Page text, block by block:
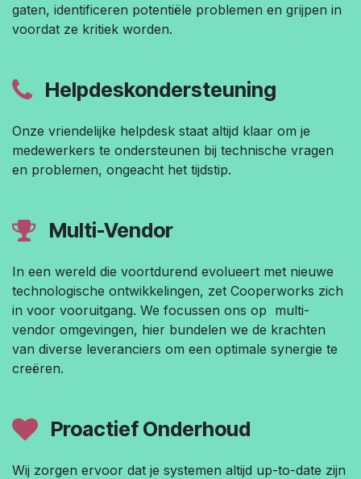
gaten, identificeren potentiële problemen en grijpen in
voordat ze kritiek worden.
Helpdeskondersteuning
Onze vriendelijke helpdesk staat altijd klaar om je
medewerkers te ondersteunen bij technische vragen
en problemen, ongeacht het tijdstip.
Multi-Vendor
In een wereld die voortdurend evolueert met nieuwe
technologische ontwikkelingen, zet Cooperworks zich
in voor vooruitgang. We focussen ons op multi-
vendor omgevingen, hier bundelen we de krachten
van diverse leveranciers om een optimale synergie te
creëren.
Proactief Onderhoud
Wij zorgen ervoor dat je systemen altijd up-to-date zijn